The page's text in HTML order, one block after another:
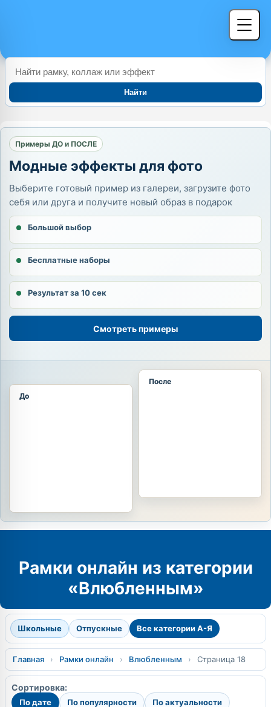
Найти
Примеры ДО и ПОСЛЕ
Модные эффекты для фото
Выберите готовый пример из галереи, загрузите фото
себя или друга и получите новый образ в подарок
Большой выбор
Бесплатные наборы
Результат за 10 сек
Смотреть примеры
До
После
Рамки онлайн из категории
«Влюбленным»
Школьные Отпускные Все категории А-Я
Главная › Рамки онлайн › Влюбленным › Страница 18
Сортировка:
По дате По популярности По актуальности